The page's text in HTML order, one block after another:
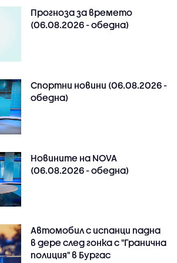
Прогноза за времето
(06.08.2026 - обедна)
Спортни новини (06.08.2026 -
обедна)
Новините на NOVA
(06.08.2026 - обедна)
Автомобил с испанци падна
в дере след гонка с "Гранична
полиция" в Бургас